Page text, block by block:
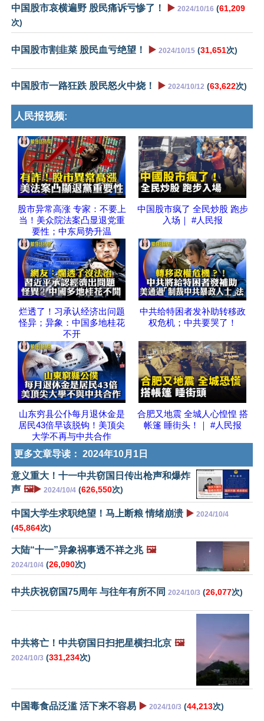
中国股市哀横遍野 股民痛诉亏惨了！ ▶️ 2024/10/16 (61,209
次)
中国股市割韭菜 股民血亏绝望！ ▶️ 2024/10/15 (31,651次)
中国股市一路狂跌 股民怒火中烧！ ▶️ 2024/10/12 (63,622次)
人民报视频:
股市异常高涨 专家：不要上
当！美众院法案凸显退党重
要性；中东局势升温
中国股市疯了 全民炒股 跑步
入场｜ #人民报
烂透了！习承认经济出问题
怪异；异象：中国多地桂花
不开
中共给特困者发补助转移政
权危机；中共要哭了！
山东穷县公仆每月退休金是
居民43倍早该脱钩！美顶尖
大学不再与中共合作
合肥又地震 全城人心惶惶 搭
帐篷 睡街头！｜ #人民报
更多文章导读： 2024年10月1日
意义重大！十一中共窃国日传出枪声和爆炸
声 🖼️▶️ 2024/10/4 (626,550次)
中国大学生求职绝望！马上断粮 情绪崩溃 ▶️ 2024/10/4
(45,864次)
大陆“十一”异象祸事透不祥之兆 🖼️
2024/10/4 (26,090次)
中共庆祝窃国75周年 与往年有所不同 2024/10/3 (26,077次)
中共将亡！中共窃国日扫把星横扫北京 🖼️
2024/10/3 (331,234次)
中国毒食品泛滥 活下来不容易 ▶️ 2024/10/3 (44,213次)